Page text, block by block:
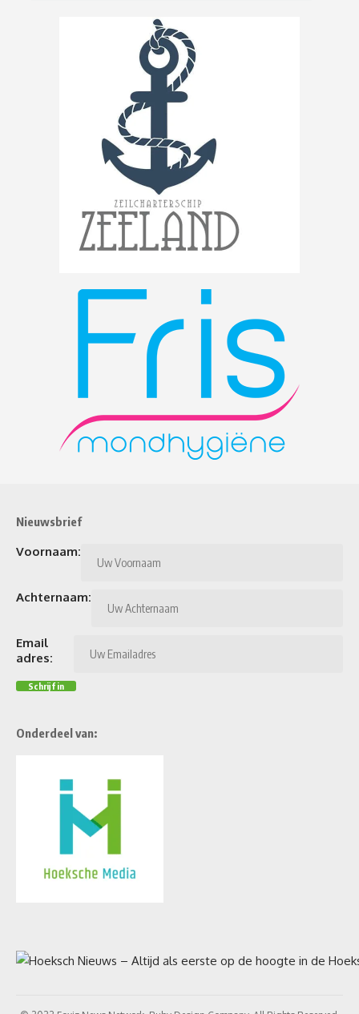
Nieuwsbrief
Voornaam:
Achternaam:
Email
adres:
Onderdeel van: